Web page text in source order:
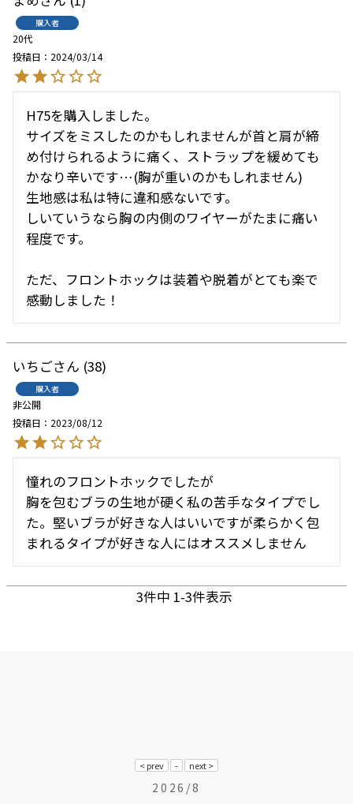
購入者
20代
投稿日
2024/03/14
H75を購入しました。
サイズをミスしたのかもしれませんが首と肩が締
め付けられるように痛く、ストラップを緩めても
かなり辛いです…(胸が重いのかもしれません)
生地感は私は特に違和感ないです。
しいていうなら胸の内側のワイヤーがたまに痛い
程度です。
ただ、フロントホックは装着や脱着がとても楽で
感動しました！
いちご 38
購入者
非公開
投稿日
2023/08/12
憧れのフロントホックでしたが
胸を包むブラの生地が硬く私の苦手なタイプでし
た。堅いブラが好きな人はいいですが柔らかく包
まれるタイプが好きな人にはオススメしません
3件中 1-3件表示
2026/8